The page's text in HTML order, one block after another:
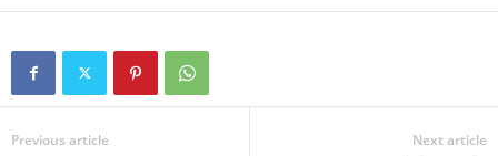
Previous article Next article